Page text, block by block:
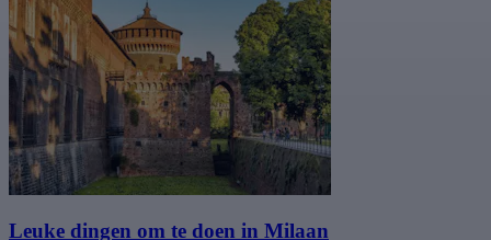
Leuke dingen om te doen in Milaan